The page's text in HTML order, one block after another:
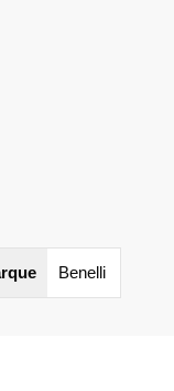
Benelli